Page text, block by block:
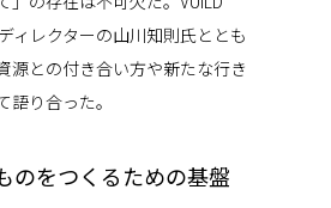
ィレクターの山川知則氏ととも
源との付き合い方や新たな行き
語り合った。
のをつくるための基盤